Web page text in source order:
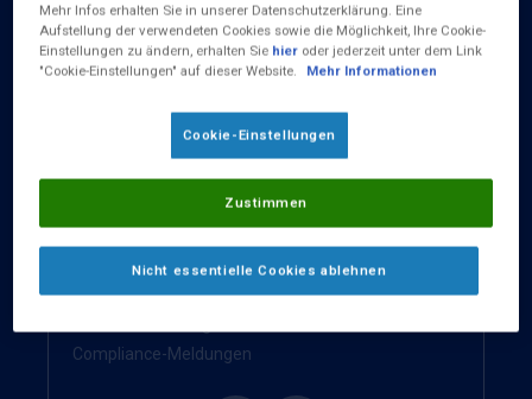
(Kostenlos aus dem deutschen Fest- und
Mobilfunknetz)
Erreichbar Montag bis Donnerstag von 09:00
Impressum
Nestlé Health Science Website
Compliance-Meldungen
Mehr Infos erhalten Sie in unserer Datenschutzerklärung. Eine
Aufstellung der verwendeten Cookies sowie die Möglichkeit, Ihre Cookie-
Einstellungen zu ändern, erhalten Sie hier oder jederzeit unter dem Link
"Cookie-Einstellungen" auf dieser Website.
Mehr Informationen
Cookie-Einstellungen
Nicht essentielle Cookies ablehnen
Zustimmen